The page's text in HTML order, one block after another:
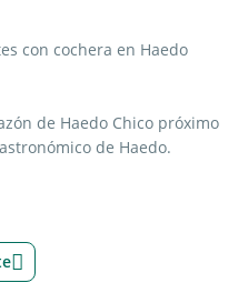
con cochera en Haedo
de Haedo Chico próximo
de Haedo.
estilo y
Porcelanato y
con la calidad y